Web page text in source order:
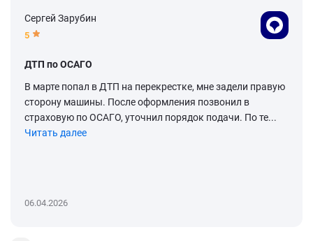
Сергей Зарубин
5
ДТП по ОСАГО
В марте попал в ДТП на перекрестке, мне задели правую
сторону машины. После оформления позвонил в
страховую по ОСАГО, уточнил порядок подачи. По те...
Читать далее
06.04.2026